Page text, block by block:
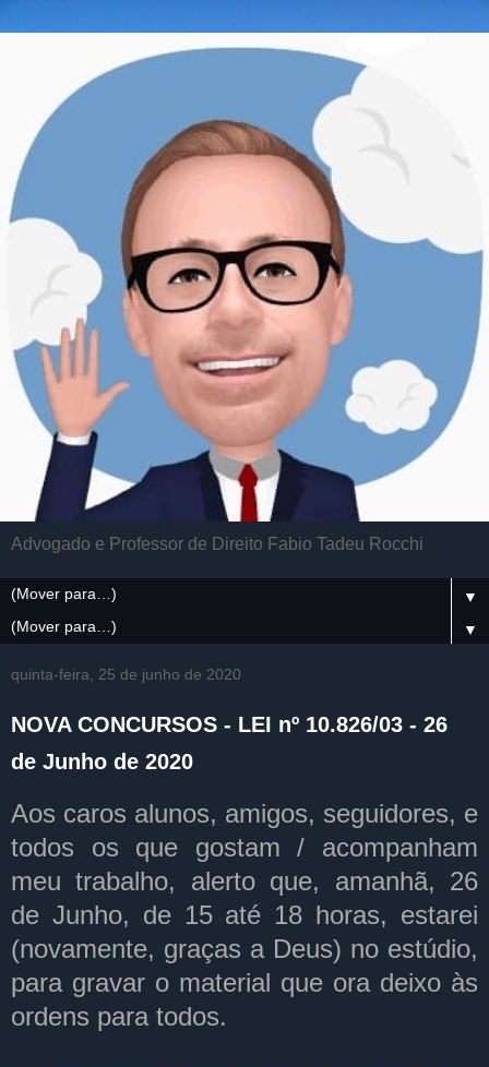
Advogado e Professor de Direito Fabio Tadeu Rocchi
▼
▼
quinta-feira, 25 de junho de 2020
NOVA CONCURSOS - LEI nº 10.826/03 - 26
de Junho de 2020
Aos caros alunos, amigos, seguidores, e
todos os que gostam / acompanham
meu trabalho, alerto que, amanhã, 26
de Junho, de 15 até 18 horas, estarei
(novamente, graças a Deus) no estúdio,
para gravar o material que ora deixo às
ordens para todos.